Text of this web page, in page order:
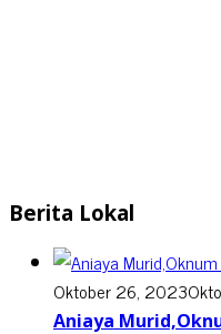
Berita Lokal
Oktober 26, 2023
Aniaya